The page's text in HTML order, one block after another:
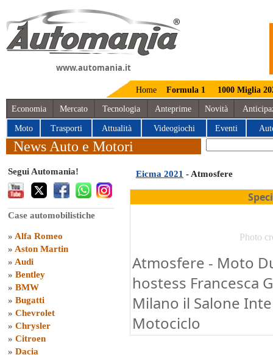
www.automania.it
Home Formula 1 1000 Miglia
Economia Mercato Tecnologia Anteprime Novità
Moto Trasporti Attualità Videogiochi Eventi
News Auto e Motori
Segui Automania!
Case automobilistiche
» Alfa Romeo
» Aston Martin
» Audi
» Bentley
» BMW
» Bugatti
» Chevrolet
» Chrysler
» Citroen
» Dacia
Eicma 2021 - Atmosfere
Photo
Atmosfere - Moto
hostess Francesca
Milano il Salone
Motociclo